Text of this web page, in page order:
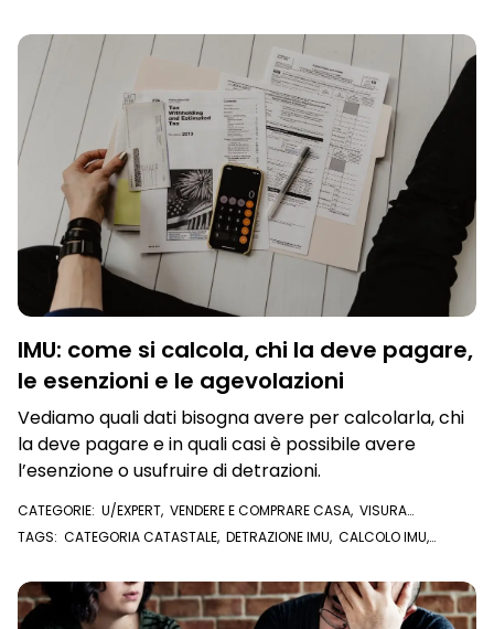
IMU: come si calcola, chi la deve pagare,
le esenzioni e le agevolazioni
Vediamo quali dati bisogna avere per calcolarla, chi
la deve pagare e in quali casi è possibile avere
l’esenzione o usufruire di detrazioni.
CATEGORIE: U/EXPERT, VENDERE E COMPRARE CASA, VISURA
CATASTALE
TAGS: CATEGORIA CATASTALE, DETRAZIONE IMU, CALCOLO IMU,